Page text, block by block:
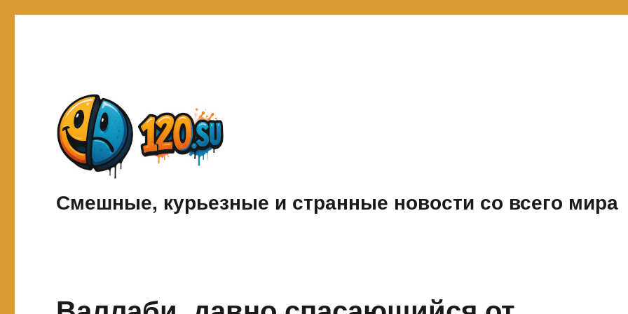
Смешные, курьезные и странные новости со всего мира